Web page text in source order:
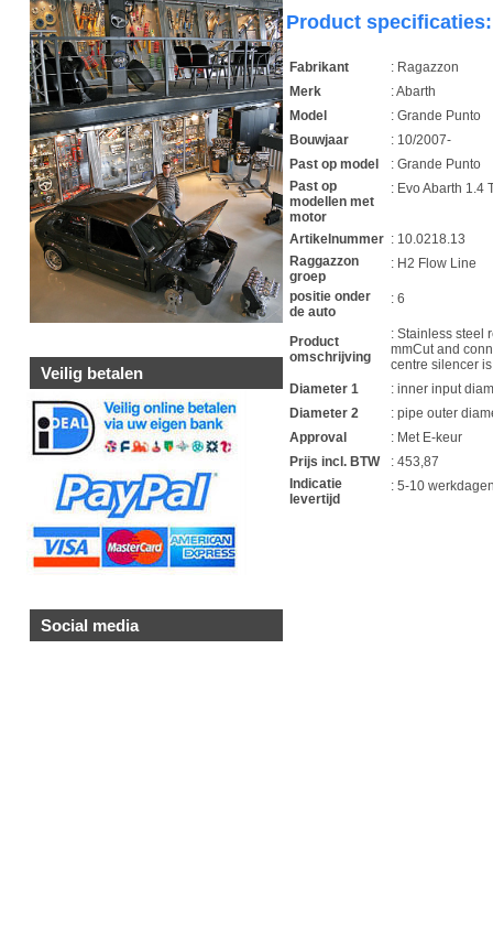
Veilig betalen
Social media
Product specificaties:
Fabrikant
: Ragazzon
Merk
: Abarth
Model
: Grande Punto
Bouwjaar
: 10/2007-
Past op model
: Grande Punto
Past op
modellen met
motor
: Evo Abarth 1.4
Artikelnummer : 10.0218.13
Raggazzon
groep
: H2 Flow Line
positie onder
de auto
: 6
Product
omschrijving
: Stainless steel
mmCut and
centre silencer
Diameter 1
: inner input
Diameter 2
: pipe outer
Approval
: Met E-keur
Prijs incl. BTW
: 453,87
Indicatie
levertijd
: 5-10